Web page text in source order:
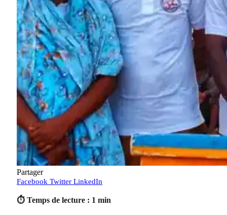
Partager
Facebook Twitter LinkedIn
⏱ Temps de lecture : 1 min